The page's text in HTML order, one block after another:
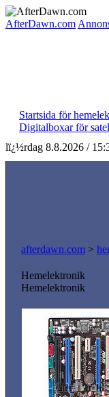
AfterDawn.com
Startsida för
Digitalboxar för
lï¿½rdag 8.8.2026 /
afterdawn.com >
Hemelektronik
Hemelektronik